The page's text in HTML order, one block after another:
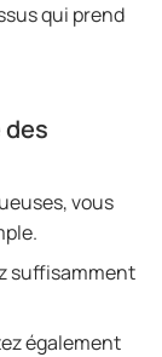
qui prend
des
vous
suffisamment
également